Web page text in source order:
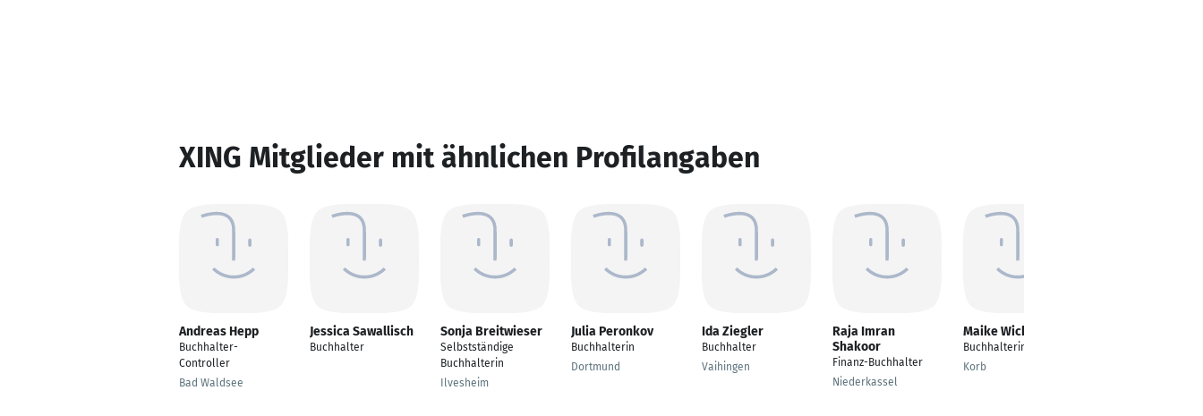
XING Mitglieder mit ähnlichen Profilangaben
Andreas Hepp
Buchhalter-
Controller
Bad Waldsee
Jessica Sawallisch
Buchhalter
Sonja Breitwieser
Selbstständige
Buchhalterin
Ilvesheim
Julia Peronkov
Buchhalterin
Dortmund
Ida Ziegler
Buchhalter
Vaihingen
Raja Imran
Shakoor
Finanz-Buchhalter
Niederkassel
Maike Wich
Buchhalterin
Korb